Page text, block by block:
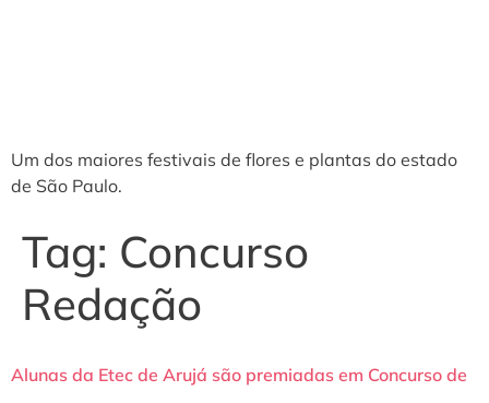
Um dos maiores festivais de flores e plantas do estado
de São Paulo.
Tag: Concurso
Redação
Alunas da Etec de Arujá são premiadas em Concurso de